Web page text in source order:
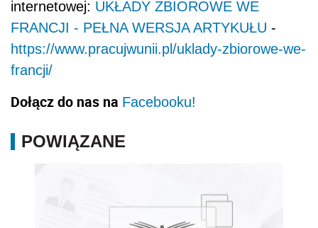
internetowej: UKŁADY ZBIOROWE WE
FRANCJI - PEŁNA WERSJA ARTYKUŁU -
https://www.pracujwunii.pl/uklady-zbiorowe-we-
francji/
Dołącz do nas na Facebooku!
POWIĄZANE